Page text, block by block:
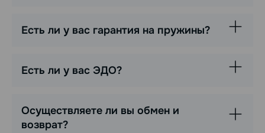
Есть ли у вас гарантия на пружины?
Есть ли у вас ЭДО?
Осуществляете ли вы обмен и
возврат?